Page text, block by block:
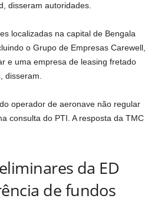
disseram autoridades.
localizadas na capital de Bengala
o Grupo de Empresas Carewell,
e uma empresa de leasing fretado
disseram.
operador de aeronave não regular
consulta do PTI. A resposta da TMC
da ED
de fundos